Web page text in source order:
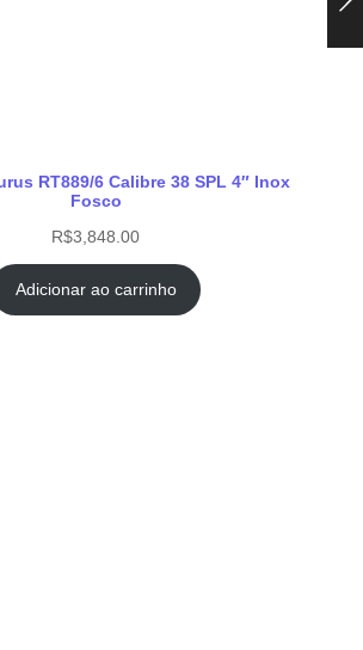
RT889/6 Calibre 38 SPL 4″ Inox
Fosco
R$3,848.00
Adicionar ao carrinho